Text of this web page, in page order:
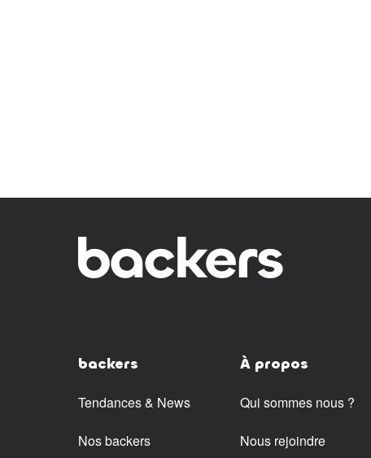
backers
Tendances & News
Nos backers
À propos
Qui sommes nous ?
Nous rejoindre